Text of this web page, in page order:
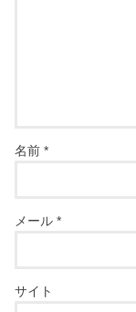
名前*
メール*
サイト